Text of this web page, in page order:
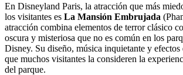
En Disneyland Paris, la atracción que más
los visitantes es La Mansión Embrujada
atracción combina elementos de terror clásico
oscura y misteriosa que no es común en los
Disney. Su diseño, música inquietante y efectos
que muchos visitantes la consideren la
del parque.